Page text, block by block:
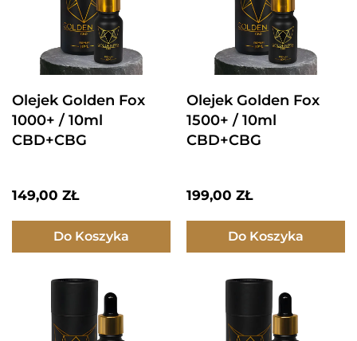
Olejek Golden Fox
1000+ / 10ml
CBD+CBG
149,00 ZŁ
Do Koszyka
Olejek Golden Fox
1500+ / 10ml
CBD+CBG
199,00 ZŁ
Do Koszyka